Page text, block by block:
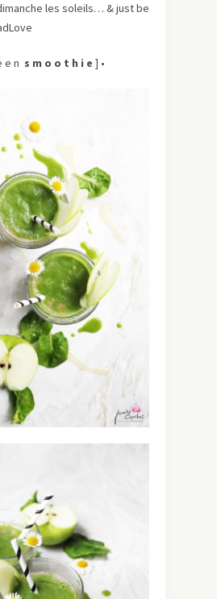
les soleils… & just be
e n s m o o t h i e ] •